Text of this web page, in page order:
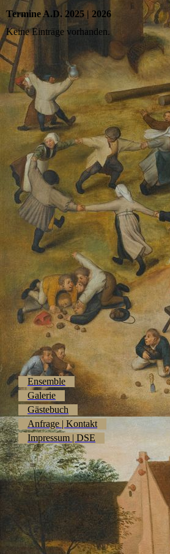
Termine A.D. 2025 | 2026
Keine Einträge vorhanden.
Ensemble
Galerie
Gästebuch
Anfrage | Kontakt
Impressum | DSE